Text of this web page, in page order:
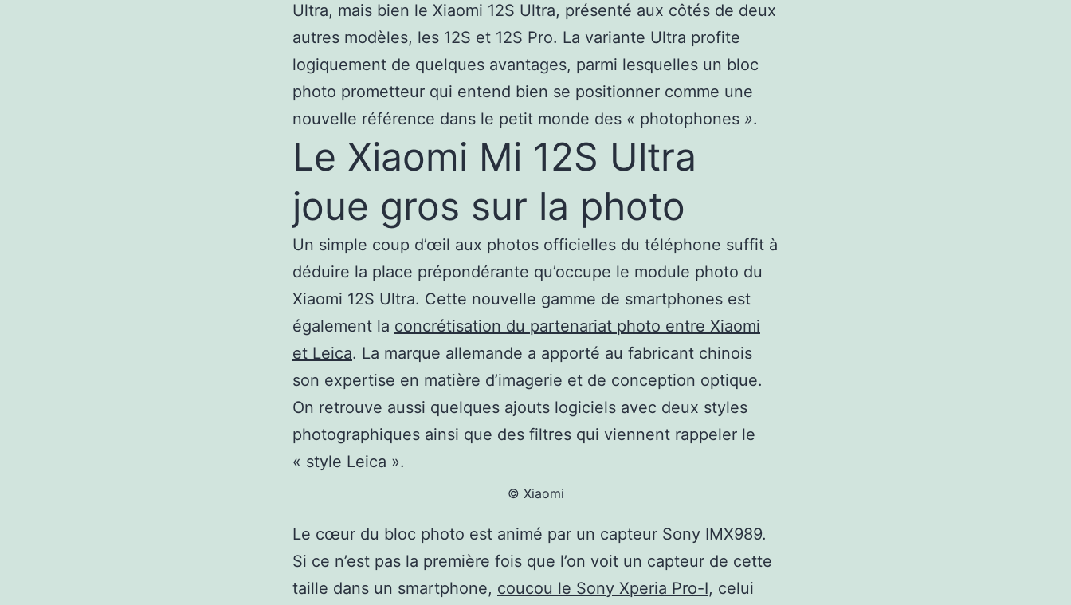
Ultra, mais bien le Xiaomi 12S Ultra, présenté aux côtés de deux
autres modèles, les 12S et 12S Pro. La variante Ultra profite
logiquement de quelques avantages, parmi lesquelles un bloc
photo prometteur qui entend bien se positionner comme une
nouvelle référence dans le petit monde des « photophones ».
Le Xiaomi Mi 12S Ultra
joue gros sur la photo
Un simple coup d’œil aux photos officielles du téléphone suffit à
déduire la place prépondérante qu’occupe le module photo du
Xiaomi 12S Ultra. Cette nouvelle gamme de smartphones est
également la concrétisation du partenariat photo entre Xiaomi
et Leica. La marque allemande a apporté au fabricant chinois
son expertise en matière d’imagerie et de conception optique.
On retrouve aussi quelques ajouts logiciels avec deux styles
photographiques ainsi que des filtres qui viennent rappeler le
« style Leica ».
© Xiaomi
Le cœur du bloc photo est animé par un capteur Sony IMX989.
Si ce n’est pas la première fois que l’on voit un capteur de cette
taille dans un smartphone, coucou le Sony Xperia Pro-I, celui